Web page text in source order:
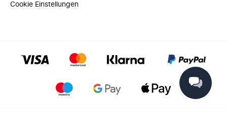
Cookie Einstellungen